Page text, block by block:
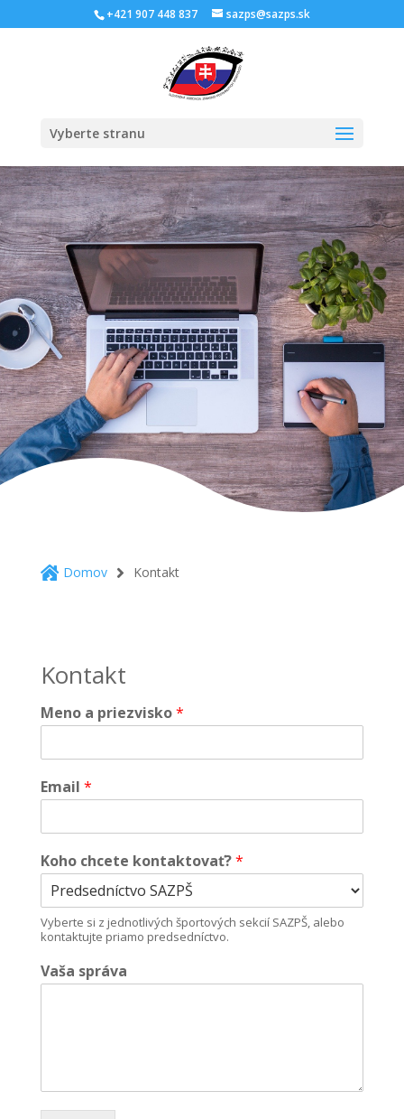
+421 907 448 837 sazps@sazps.sk
Vyberte stranu
 Domov  Kontakt
Kontakt
Meno a priezvisko*
Email *
Koho chcete kontaktovať?*
Vyberte si z jednotlivých športových sekcií SAZPŠ, alebo
kontaktujte priamo predsedníctvo.
Vaša správa